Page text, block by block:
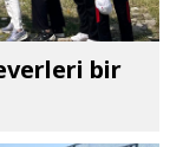
bir